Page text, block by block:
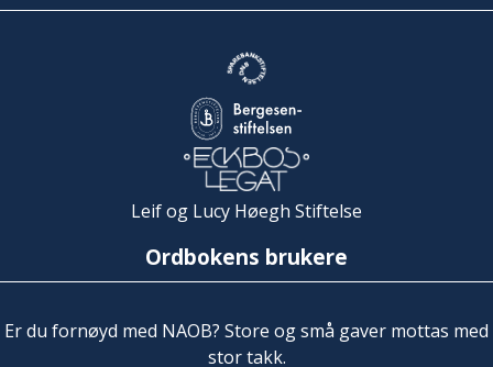
Leif og Lucy Høegh Stiftelse
Ordbokens brukere
Er du fornøyd med NAOB? Store og små gaver mottas med
stor takk.